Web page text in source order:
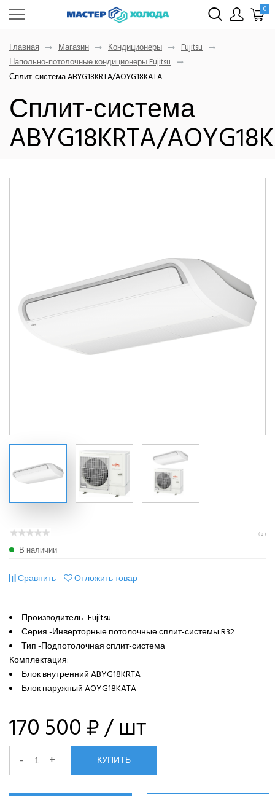
0
Главная Магазин Кондиционеры
Fujitsu
Напольно-потолочные кондиционеры Fujitsu
Сплит-система ABYG18KRTA/AOYG18KATA
Сплит-система
ABYG18KRTA/
( 0 )
В наличии
Сравнить Отложить товар
Производитель- Fujitsu
Серия -Инверторные потолочные сплит-системы R32
Тип -Подпотолочная сплит-система
Комплектация:
Блок внутренний ABYG18KRTA
Блок наружный AOYG18KATA
170 500 ₽/ шт
- + КУПИТЬ